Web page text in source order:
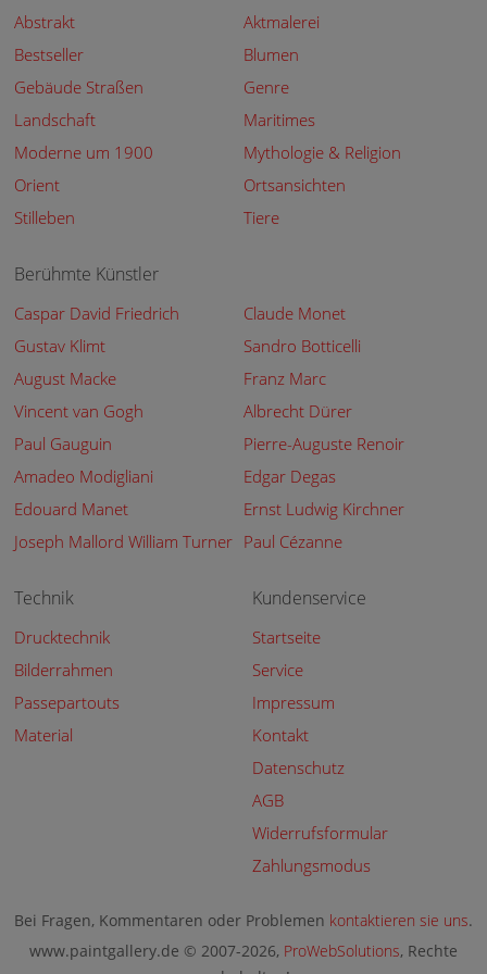
Abstrakt
Aktmalerei
Bestseller
Blumen
Gebäude Straßen
Genre
Landschaft
Maritimes
Moderne um 1900
Mythologie & Religion
Orient
Ortsansichten
Stilleben
Tiere
Berühmte Künstler
Caspar David Friedrich
Claude Monet
Gustav Klimt
Sandro Botticelli
August Macke
Franz Marc
Vincent van Gogh
Albrecht Dürer
Paul Gauguin
Pierre-Auguste Renoir
Amadeo Modigliani
Edgar Degas
Edouard Manet
Ernst Ludwig Kirchner
Joseph Mallord William Turner Paul Cézanne
Technik
Drucktechnik
Bilderrahmen
Passepartouts
Material
Kundenservice
Startseite
Service
Impressum
Kontakt
Datenschutz
AGB
Widerrufsformular
Zahlungsmodus
Bei Fragen, Kommentaren oder Problemen kontaktieren sie uns.
www.paintgallery.de © 2007-2026, ProWebSolutions, Rechte